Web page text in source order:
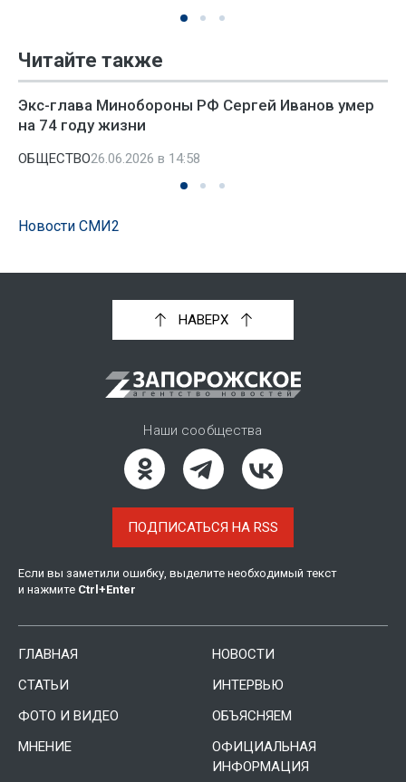
Читайте также
Экс-глава Минобороны РФ Сергей Иванов умер
на 74 году жизни
ОБЩЕСТВО26.06.2026 в 14:58
Новости СМИ2
НАВЕРХ
Наши сообщества
ПОДПИСАТЬСЯ НА RSS
Если вы заметили ошибку, выделите необходимый текст
и нажмите Ctrl +Enter
ГЛАВНАЯ
НОВОСТИ
СТАТЬИ
ИНТЕРВЬЮ
ФОТО И ВИДЕО
ОБЪЯСНЯЕМ
МНЕНИЕ
ОФИЦИАЛЬНАЯ
ИНФОРМАЦИЯ